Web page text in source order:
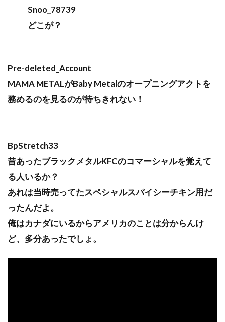
Snoo_78739
どこが？
Pre-deleted_Account
MAMA METALがBaby Metalのオープニングアクトを
務めるのを見るのが待ちきれない！
BpStretch33
昔あったブラックメタルKFCのコマーシャルを覚えて
る人いるか？
あれは当時売ってたスペシャルスパイシーチキン用だ
ったんだよ。
俺はカナダにいるからアメリカのことは分からんけ
ど、多分あったでしょ。